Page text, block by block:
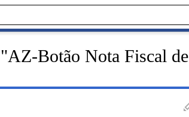
Botão Nota Fiscal de